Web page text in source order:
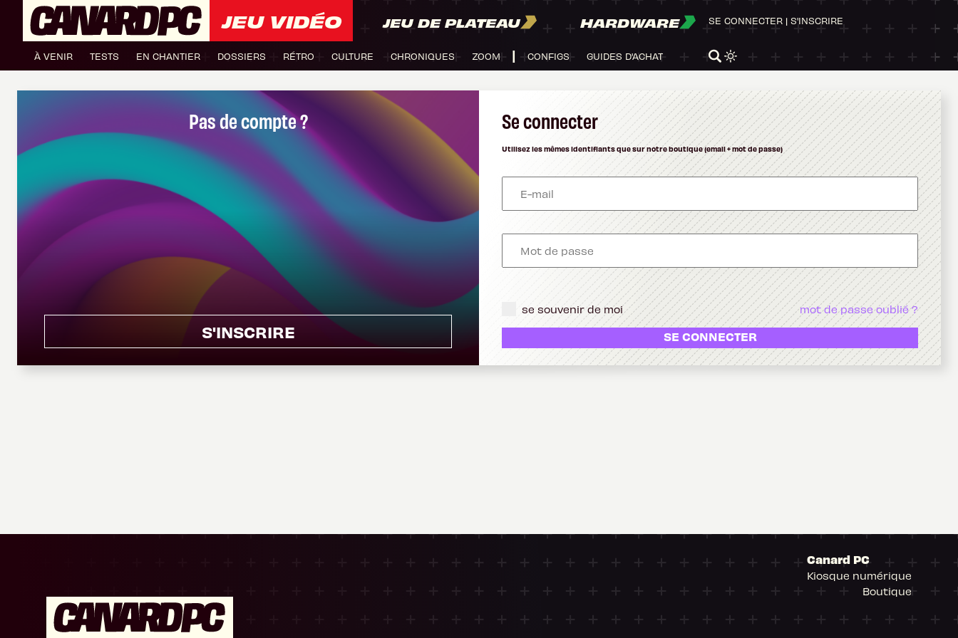
JEU VIDÉO JEU DE PLATEAU HARDWARE
À VENIR TESTS EN CHANTIER DOSSIERS RÉTRO CULTURE CHRONIQUES ZOOM CONFIGS GUIDES D'ACHAT
SE CONNECTER | S'INSCRIRE
Pas de compte ?
S'INSCRIRE
Se connecter
Utilisez les mêmes identifiants que sur notre boutique (email + mot de passe)
se souvenir de moi mot de passe oublié ?
SE CONNECTER
Canard PC
Kiosque numérique
Boutique